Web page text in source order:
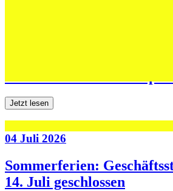
Jetzt lesen
04 Juli 2026
Sommerferien:
14. Juli geschlossen